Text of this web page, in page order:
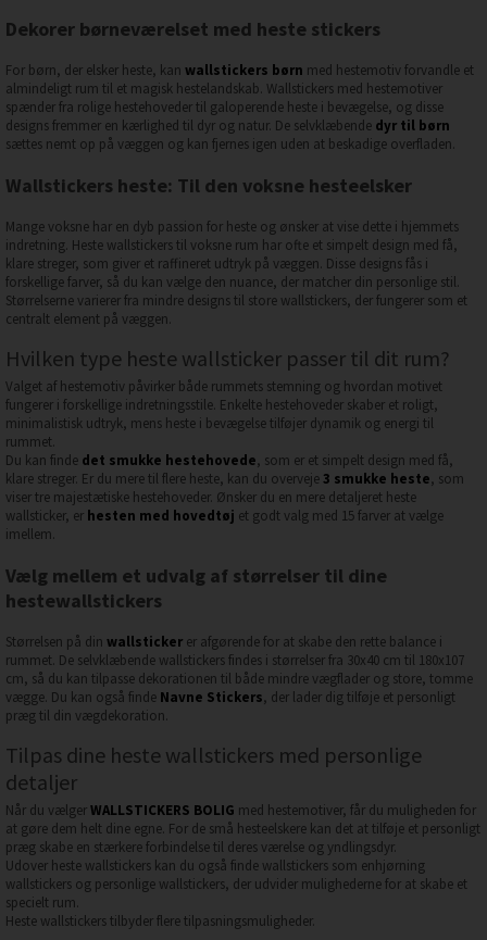
Dekorer børneværelset med heste stickers
For børn, der elsker heste, kan wallstickers børn med hestemotiv forvandle et
almindeligt rum til et magisk hestelandskab. Wallstickers med hestemotiver
spænder fra rolige hestehoveder til galoperende heste i bevægelse, og disse
designs fremmer en kærlighed til dyr og natur. De selvklæbende dyr til børn
sættes nemt op på væggen og kan fjernes igen uden at beskadige overfladen.
Wallstickers heste: Til den voksne hesteelsker
Mange voksne har en dyb passion for heste og ønsker at vise dette i hjemmets
indretning. Heste wallstickers til voksne rum har ofte et simpelt design med få,
klare streger, som giver et raffineret udtryk på væggen. Disse designs fås i
forskellige farver, så du kan vælge den nuance, der matcher din personlige stil.
Størrelserne varierer fra mindre designs til store wallstickers, der fungerer som et
centralt element på væggen.
Hvilken type heste wallsticker passer til dit rum?
Valget af hestemotiv påvirker både rummets stemning og hvordan motivet
fungerer i forskellige indretningsstile. Enkelte hestehoveder skaber et roligt,
minimalistisk udtryk, mens heste i bevægelse tilføjer dynamik og energi til
rummet.
Du kan finde det smukke hestehovede, som er et simpelt design med få,
klare streger. Er du mere til flere heste, kan du overveje3 smukke heste, som
viser tre majestætiske hestehoveder. Ønsker du en mere detaljeret heste
wallsticker, er hesten med hovedtøj et godt valg med 15 farver at vælge
imellem.
Vælg mellem et udvalg af størrelser til dine
hestewallstickers
Størrelsen på din wallsticker er afgørende for at skabe den rette balance i
rummet. De selvklæbende wallstickers findes i størrelser fra 30x40 cm til 180x107
cm, så du kan tilpasse dekorationen til både mindre vægflader og store, tomme
vægge. Du kan også finde Navne Stickers, der lader dig tilføje et personligt
præg til din vægdekoration.
Tilpas dine heste wallstickers med personlige
detaljer
Når du vælgerWALLSTICKERS BOLIG med hestemotiver, får du muligheden for
at gøre dem helt dine egne. For de små hesteelskere kan det at tilføje et personligt
præg skabe en stærkere forbindelse til deres værelse og yndlingsdyr.
Udover heste wallstickers kan du også finde wallstickers som enhjørning
wallstickers og personlige wallstickers, der udvider mulighederne for at skabe et
specielt rum.
Heste wallstickers tilbyder flere tilpasningsmuligheder.